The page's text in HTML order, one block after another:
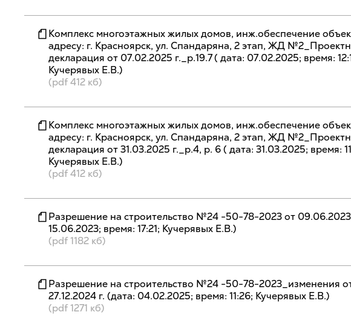
Комплекс многоэтажных жилых домов, инж.обеспечение
адресу: г. Красноярск, ул. Спандаряна, 2 этап, ЖД
декларация от 07.02.2025 г._р.19.7 ( дата: 07.02.2025; время:
Кучерявых Е.В.)
(pdf 412 кб)
Комплекс многоэтажных жилых домов, инж.обеспечение
адресу: г. Красноярск, ул. Спандаряна, 2 этап, ЖД
декларация от 31.03.2025 г._р.4, р. 6 ( дата: 31.03.2025; время:
Кучерявых Е.В.)
(pdf 412 кб)
Разрешение на строительство №24 -50-78-2023 от
15.06.2023; время: 17:21; Кучерявых Е.В.)
(pdf 1182 кб)
Разрешение на строительство №24 -50-78-2023_изменения
27.12.2024 г. (дата: 04.02.2025; время: 11:26; Кучерявых Е.В.)
(pdf 1271 кб)